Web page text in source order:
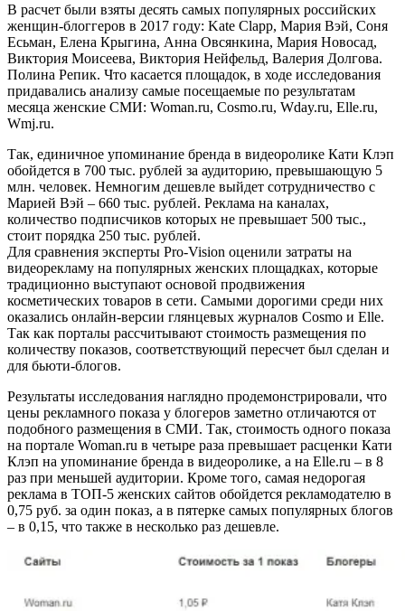
В расчет были взяты десять самых популярных российских
женщин-блоггеров в 2017 году: Kate Clapp, Мария Вэй, Соня
Есьман, Елена Крыгина, Анна Овсянкина, Мария Новосад,
Виктория Моисеева, Виктория Нейфельд, Валерия Долгова.
Полина Репик. Что касается площадок, в ходе исследования
придавались анализу самые посещаемые по результатам
месяца женские СМИ: Woman.ru, Cosmo.ru, Wday.ru, Elle.ru,
Wmj.ru.
Так, единичное упоминание бренда в видеоролике Кати Клэп
обойдется в 700 тыс. рублей за аудиторию, превышающую 5
млн. человек. Немногим дешевле выйдет сотрудничество с
Марией Вэй – 660 тыс. рублей. Реклама на каналах,
количество подписчиков которых не превышает 500 тыс.,
стоит порядка 250 тыс. рублей.
Для сравнения эксперты Pro-Vision оценили затраты на
видеорекламу на популярных женских площадках, которые
традиционно выступают основой продвижения
косметических товаров в сети. Самыми дорогими среди них
оказались онлайн-версии глянцевых журналов Cosmo и Elle.
Так как порталы рассчитывают стоимость размещения по
количеству показов, соответствующий пересчет был сделан и
для бьюти-блогов.
Результаты исследования наглядно продемонстрировали, что
цены рекламного показа у блогеров заметно отличаются от
подобного размещения в СМИ. Так, стоимость одного показа
на портале Woman.ru в четыре раза превышает расценки Кати
Клэп на упоминание бренда в видеоролике, а на Elle.ru – в 8
раз при меньшей аудитории. Кроме того, самая недорогая
реклама в ТОП-5 женских сайтов обойдется рекламодателю в
0,75 руб. за один показ, а в пятерке самых популярных блогов
– в 0,15, что также в несколько раз дешевле.